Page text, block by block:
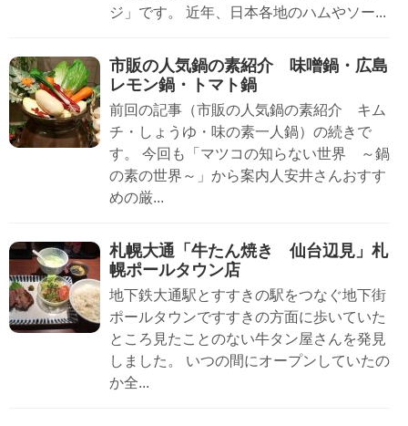
ジ」です。 近年、日本各地のハムやソー...
市販の人気鍋の素紹介 味噌鍋・広島
レモン鍋・トマト鍋
前回の記事（市販の人気鍋の素紹介 キム
チ・しょうゆ・味の素一人鍋）の続きで
す。 今回も「マツコの知らない世界 ～鍋
の素の世界～」から案内人安井さんおすす
めの厳...
札幌大通「牛たん焼き 仙台辺見」札
幌ポールタウン店
地下鉄大通駅とすすきの駅をつなぐ地下街
ポールタウンですすきの方面に歩いていた
ところ見たことのない牛タン屋さんを発見
しました。 いつの間にオープンしていたの
か全...